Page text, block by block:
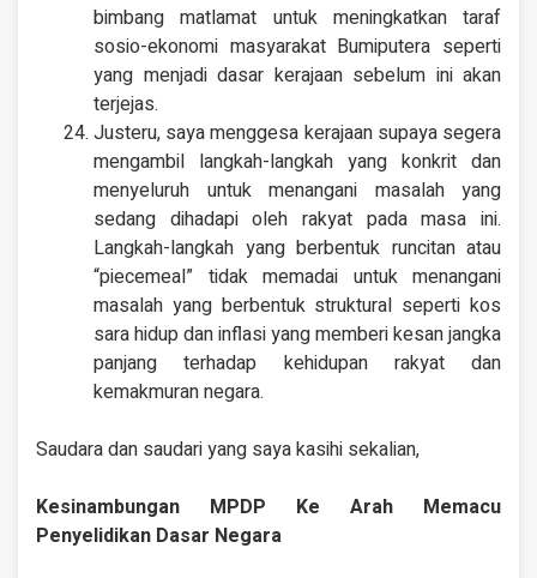
bimbang matlamat untuk meningkatkan taraf
sosio-ekonomi masyarakat Bumiputera seperti
yang menjadi dasar kerajaan sebelum ini akan
terjejas.
Justeru, saya menggesa kerajaan supaya segera
mengambil langkah-langkah yang konkrit dan
menyeluruh untuk menangani masalah yang
sedang dihadapi oleh rakyat pada masa ini.
Langkah-langkah yang berbentuk runcitan atau
“piecemeal” tidak memadai untuk menangani
masalah yang berbentuk struktural seperti kos
sara hidup dan inflasi yang memberi kesan jangka
panjang terhadap kehidupan rakyat dan
kemakmuran negara.
Saudara dan saudari yang saya kasihi sekalian,
Kesinambungan MPDP Ke Arah Memacu
Penyelidikan Dasar Negara